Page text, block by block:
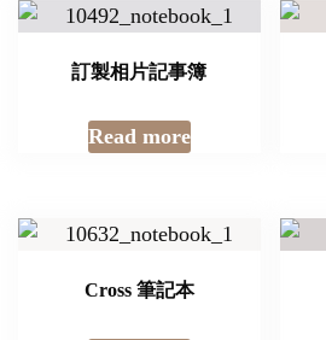
訂製相片記事簿
Read more
Cross 筆記本